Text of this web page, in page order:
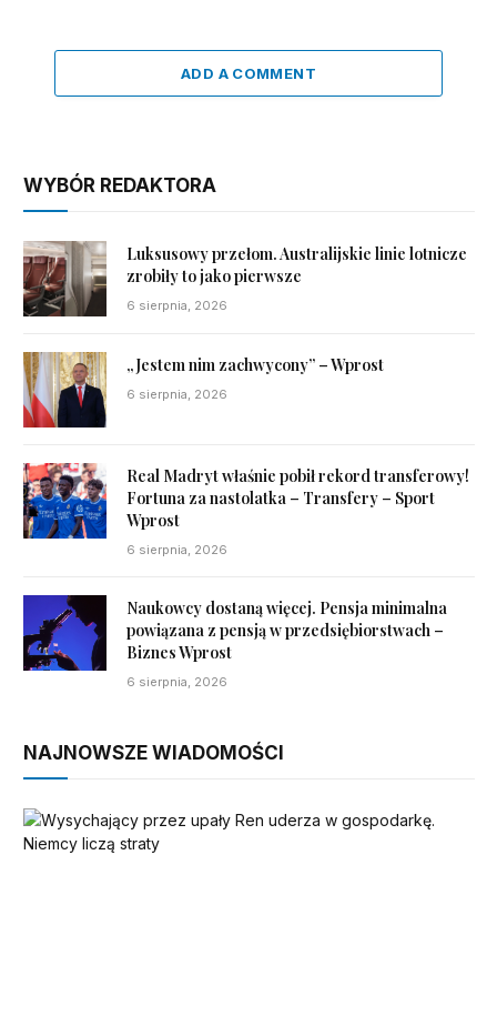
ADD A COMMENT
WYBÓR REDAKTORA
Luksusowy przełom. Australijskie linie lotnicze
zrobiły to jako pierwsze
6 sierpnia, 2026
„Jestem nim zachwycony” – Wprost
6 sierpnia, 2026
Real Madryt właśnie pobił rekord transferowy!
Fortuna za nastolatka – Transfery – Sport
Wprost
6 sierpnia, 2026
Naukowcy dostaną więcej. Pensja minimalna
powiązana z pensją w przedsiębiorstwach –
Biznes Wprost
6 sierpnia, 2026
NAJNOWSZE WIADOMOŚCI